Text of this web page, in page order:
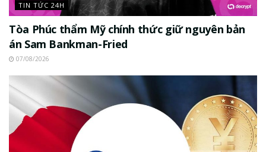
TIN TỨC 24H
Tòa Phúc thẩm Mỹ chính thức giữ nguyên bản
án Sam Bankman-Fried
07/08/2026